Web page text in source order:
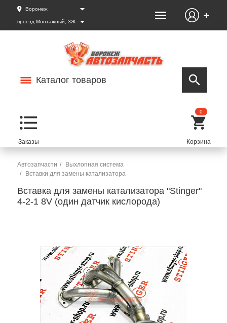
Воронеж
проезд Монтажный, 3Ж
Каталог товаров
0
Автозапчасти
Выхлопная система
Вставки для замены катализатора
Вставка для замены катализатора "Stinger"
4-2-1 8V (один датчик кислорода)